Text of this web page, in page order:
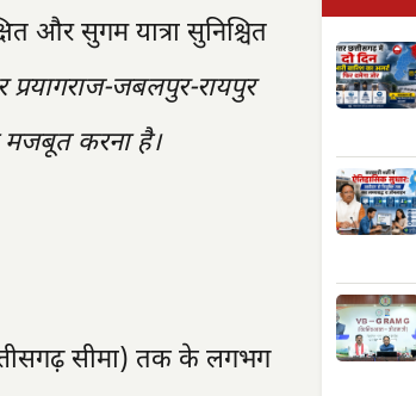
और सुगम यात्रा सुनिश्चित
प्रयागराज-जबलपुर-रायपुर
मजबूत करना है।
सीमा) तक के लगभग